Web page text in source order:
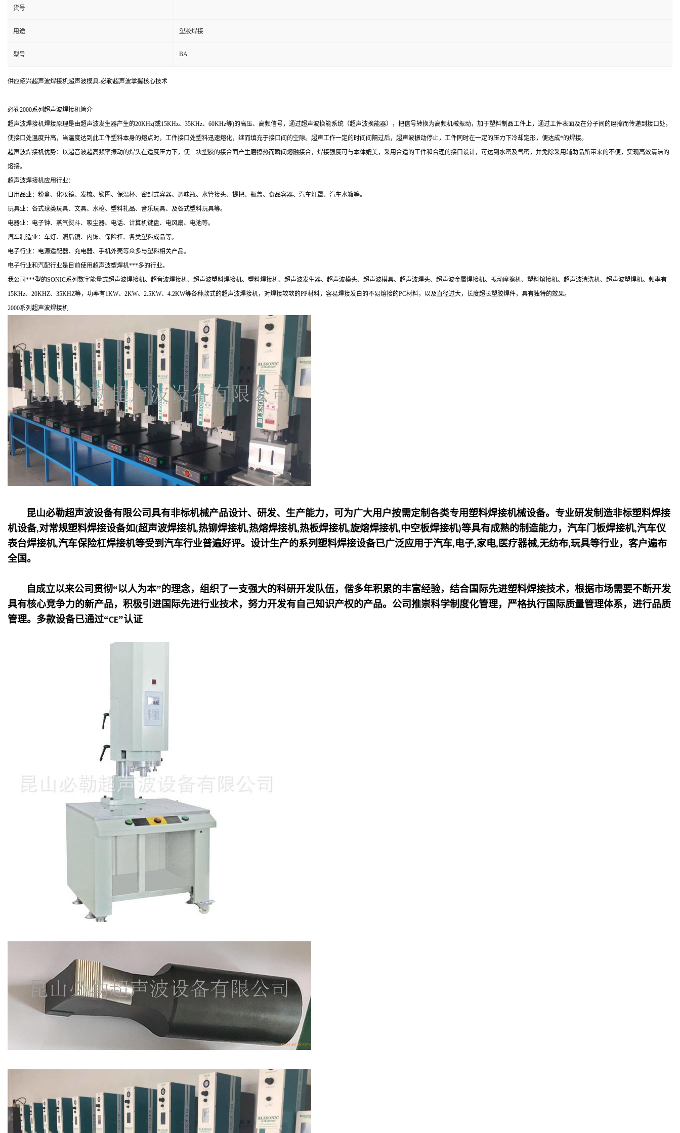
货号
用途 塑胶焊接
型号 BA
供应绍兴超声波焊接机超声波模具-必勒超声波掌握核心技术
必勒2000系列超声波焊接机简介
超声波焊接机焊接原理是由超声波发生器产生的20KHz(或15KHz、35KHz、60KHz等)的高压、高频信号，通过超声波换能系统（超声波换能器），把信号转换为高频机械振动，加于塑料制品工件上，通过工件表面及在分子间的磨擦而传递到接口处，
使接口处温度升高，当温度达到此工件塑料本身的熔点时，工件接口处塑料迅速熔化，继而填充于接口间的空隙。超声工作一定的时间间隔过后，超声波振动停止，工件同时在一定的压力下冷却定形，便达成*的焊接。
超声波焊接机优势：以超音波超高频率振动的焊头在适度压力下，使二块塑胶的接合面产生磨擦热而瞬间熔融接合，焊接强度可与本体媲美，采用合适的工件和合理的接口设计，可达到水密及气密，并免除采用辅助品所带来的不便，实现高效清洁的
熔接。
超声波焊接机应用行业：
日用品业：粉盒、化妆镜、发梳、锁圈、保温杯、密封式容器、调味瓶、水管接头、提把、瓶盖、食品容器、汽车灯罩、汽车水箱等。
玩具业：各式球类玩具、文具、水枪、塑料礼品、音乐玩具、及各式塑料玩具等。
电器业：电子钟、蒸气熨斗、吸尘器、电话、计算机键盘、电风扇、电池等。
汽车制造业：车灯、照后镜、内饰、保险杠、各类塑料成品等。
电子行业：电源适配器、充电器、手机外壳等众多与塑料相关产品。
电子行业和汽配行业是目前使用超声波塑焊机***多的行业。
我公司***型的SONIC系列数字能量式超声波焊接机、超音波焊接机、超声波塑料焊接机、塑料焊接机、超声波发生器、超声波模头、超声波模具、超声波焊头、超声波金属焊接机、振动摩擦机、塑料熔接机、超声波清洗机、超声波塑焊机、频率有
15KHz、20KHZ、35KHZ等，功率有1KW、2KW、2.5KW、4.2KW等各种款式的超声波焊接机，对焊接较软的PP材料，容易焊接发白的不易熔接的PC材料，以及直径过大，长度超长塑胶焊件，具有独特的效果。
2000系列超声波焊接机
昆山必勒超声波设备有限公司具有非标机械产品设计、研发、生产能力，可为广大用户按需定制各类专用塑料焊接机械设备。专业研发制造非标塑料焊接
机设备,对常规塑料焊接设备如(超声波焊接机,热铆焊接机,热熔焊接机,热板焊接机,旋熔焊接机,中空板焊接机)等具有成熟的制造能力，汽车门板焊接机,汽车仪
表台焊接机,汽车保险杠焊接机等受到汽车行业普遍好评。设计生产的系列塑料焊接设备已广泛应用于汽车,电子,家电, 医疗器械,无纺布,玩具等行业，客户遍布
全国。
自成立以来公司贯彻“以人为本”的理念，组织了一支强大的科研开发队伍，偕多年积累的丰富经验，结合国际先进塑料焊接技术，根据市场需要不断开发
具有核心竞争力的新产品，积极引进国际先进行业技术，努力开发有自己知识产权的产品。公司推崇科学制度化管理，严格执行国际质量管理体系，进行品质
管理。多款设备已通过“CE”认证